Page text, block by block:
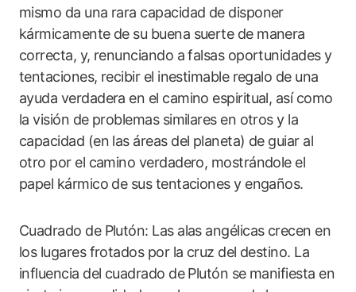
mismo da una rara capacidad de disponer
kármicamente de su buena suerte de manera
correcta, y, renunciando a falsas oportunidades y
tentaciones, recibir el inestimable regalo de una
ayuda verdadera en el camino espiritual, así como
la visión de problemas similares en otros y la
capacidad (en las áreas del planeta) de guiar al
otro por el camino verdadero, mostrándole el
papel kármico de sus tentaciones y engaños.
Cuadrado de Plutón: Las alas angélicas crecen en
los lugares frotados por la cruz del destino. La
influencia del cuadrado de Plutón se manifiesta en